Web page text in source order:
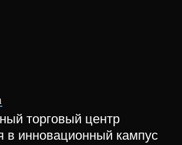
торговый центр
в инновационный кампус